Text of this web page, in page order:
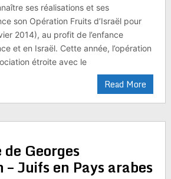
ses réalisations et ses
son Opération Fruits d’Israël pour
2014), au profit de l’enfance
et en Israël. Cette année, l’opération
étroite avec le
Read More
Georges
– Juifs en Pays arabes